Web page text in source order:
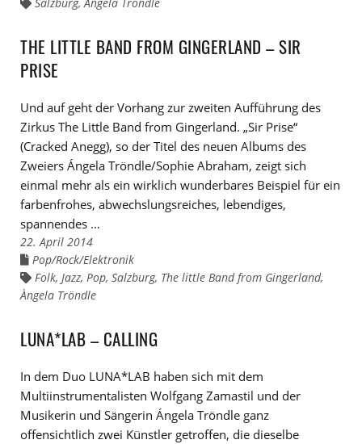
den
THE LITTLE BAND FROM GINGERLAND – SIR
PRISE
Und auf geht der Vorhang zur zweiten Aufführung des
Zirkus The Little Band from Gingerland. „Sir Prise“
(Cracked Anegg), so der Titel des neuen Albums des
Zweiers Ángela Tröndle/Sophie Abraham, zeigt sich
einmal mehr als ein wirklich wunderbares Beispiel für ein
farbenfrohes, abwechslungsreiches, lebendiges,
spannendes …
22. April 2014
Links
den
Kategorien
Pop/Rock/Elektronik
Links
den
Folk, Jazz, Pop, Salzburg, The little Band from Gingerland,
Àngela Tröndle
LUNA*LAB – CALLING
In dem Duo LUNA*LAB haben sich mit dem
Multiinstrumentalisten Wolfgang Zamastil und der
Musikerin und Sängerin Ángela Tröndle ganz
offensichtlich zwei Künstler getroffen, die dieselbe